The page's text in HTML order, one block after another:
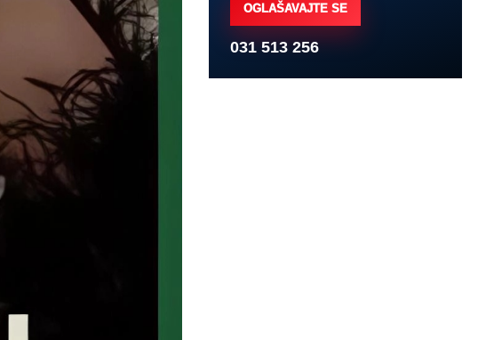
OGLAŠAVAJTE SE
031 513 256